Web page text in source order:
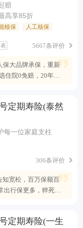
赔
高享85折
核保 人工核保
5667条评价
保大品牌承保，重新
住院0免赔，20年安
定期寿险(泰然
每一位家庭支柱
306条评价
知宽松，百万保额百
出行保更多，猝死可
定期寿险(一生